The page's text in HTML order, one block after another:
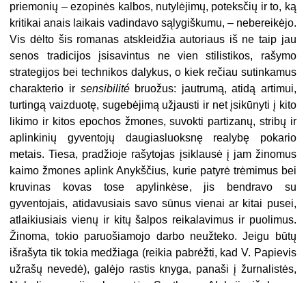
priemonių – ezopinės kalbos, nutylėjimų, poteksčių ir to, ką
kritikai anais laikais vadindavo sąlygiškumu, – nebereikėjo.
Vis dėlto šis romanas atskleidžia autoriaus iš ne taip jau
senos tradicijos įsisavintus ne vien stilistikos, rašymo
strategijos bei technikos dalykus, o kiek rečiau sutinkamus
charakterio ir sensibilitébruožus: jautrumą, atidą artimui,
turtingą vaizduotę, sugebėjimą užjausti ir net įsikūnyti į kito
likimo ir kitos epochos žmones, suvokti partizanų, stribų ir
aplinkinių gyventojų daugiasluoksnę realybę pokario
metais. Tiesa, pradžioje rašytojas įsiklausė į jam žinomus
kaimo žmones aplink Anykščius, kurie patyrė trėmimus bei
kruvinas kovas tose apylinkėse, jis bendravo su
gyventojais, atidavusiais savo sūnus vienai ar kitai pusei,
atlaikiusiais vienų ir kitų šalpos reikalavimus ir puolimus.
Žinoma, tokio paruošiamojo darbo neužteko. Jeigu būtų
išrašyta tik tokia medžiaga (reikia pabrėžti, kad V. Papievis
užrašų nevedė), galėjo rastis knyga, panaši į žurnalistės,